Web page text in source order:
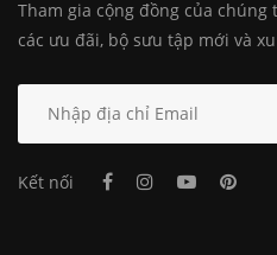
Tham gia cộng đồng của
các ưu đãi, bộ sưu tập mới và
Kết nối